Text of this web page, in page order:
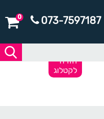
073-7597187
0
חזרה
לקטלוג